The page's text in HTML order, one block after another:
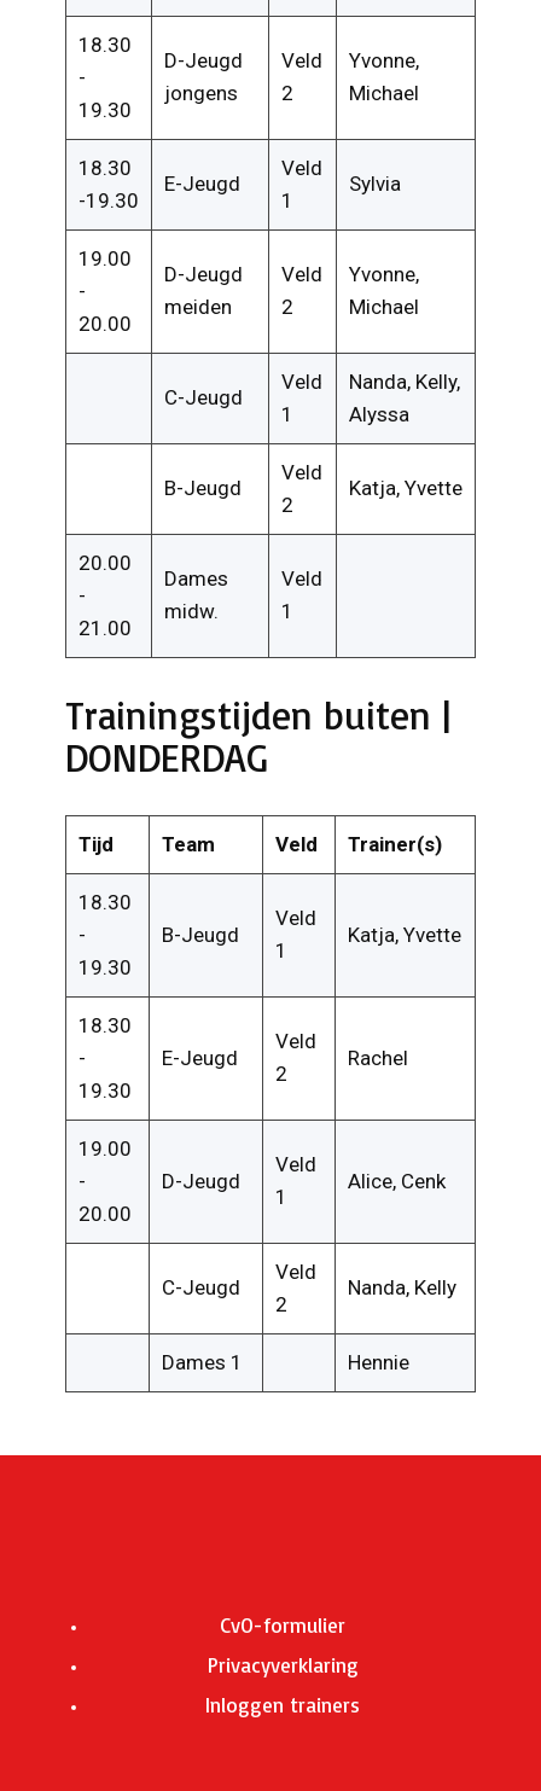
18.30
-
19.30
D-Jeugd
jongens
Veld
2
Yvonne,
Michael
18.30
-19.30
E-Jeugd
Veld
1
Sylvia
19.00
-
20.00
D-Jeugd
meiden
Veld
2
Yvonne,
Michael
C-Jeugd
Veld
1
Nanda, Kelly,
Alyssa
B-Jeugd
Veld
2
Katja, Yvette
20.00
-
21.00
Dames
midw.
Veld
1
Trainingstijden buiten |
DONDERDAG
Tijd Team Veld Trainer(s)
18.30
-
19.30
B-Jeugd
Veld
1
Katja, Yvette
18.30
-
19.30
E-Jeugd
Veld
2
Rachel
19.00
-
20.00
D-Jeugd
Veld
1
Alice, Cenk
C-Jeugd
Veld
2
Nanda, Kelly
Dames 1 Hennie
CvO-formulier
Privacyverklaring
Inloggen trainers